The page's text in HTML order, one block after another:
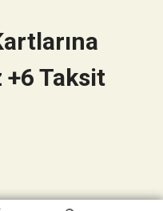
+6 Taksit